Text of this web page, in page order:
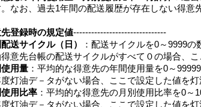
。なお、過去1年間の配送履歴が存在しない得意
登録時の規定値-------------------------------
送サイクル（日）
：配送サイクルを0～9999の
意先台帳の配送サイクルがすべて０の場合、
用量 ：平均的な得意先の年間使用量を0～
灯油デ－タがない場合、ここで設定した値を
使用比率 ：平均的な得意先の月別使用比率を0～
灯油デ－タがない場合、ここで設定した値を